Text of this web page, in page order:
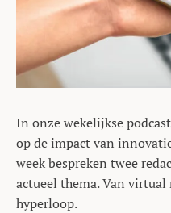
In onze wekelijkse
op de impact van
week bespreken twee
actueel thema. Van
hyperloop.